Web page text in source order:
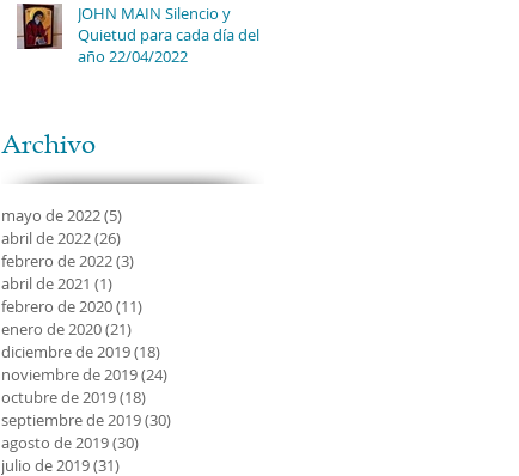
JOHN MAIN Silencio y
Quietud para cada día del
año 22/04/2022
Archivo
mayo de 2022(5)
abril de 2022(26)
febrero de 2022(3)
abril de 2021 (1)
febrero de 2020(11)
enero de 2020(21)
diciembre de 2019(18)
noviembre de 2019(24)
octubre de 2019(18)
septiembre de 2019(30)
agosto de 2019(30)
julio de 2019(31)